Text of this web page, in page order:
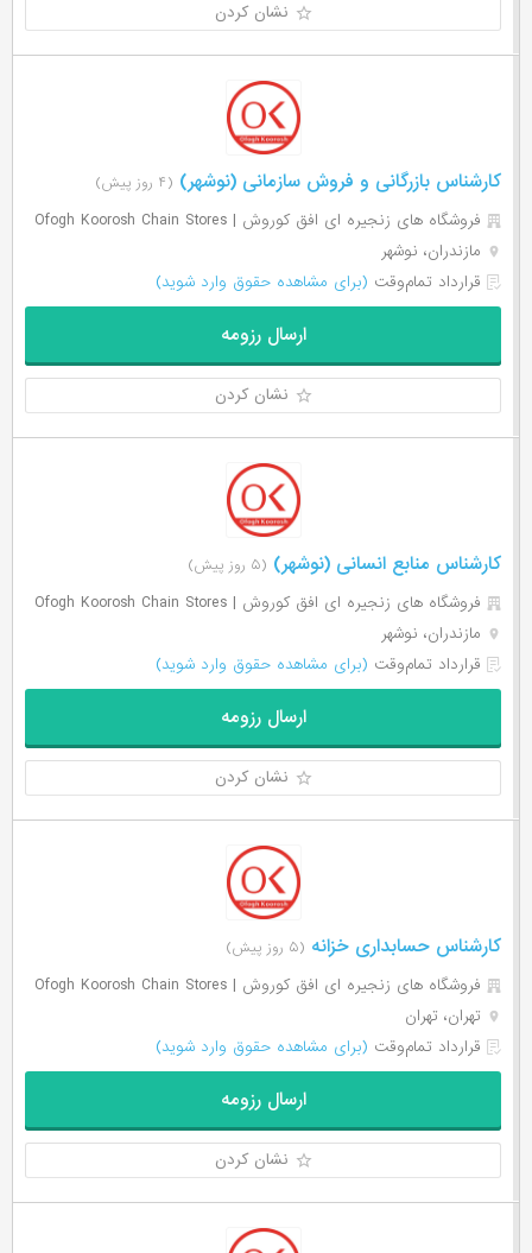
نشان کردن
کارشناس بازرگانی و فروش سازمانی (نوشهر) (۴ روز پیش)
فروشگاه های زنجیره ای افق کوروش | Ofogh Koorosh Chain Stores
مازندران، نوشهر
قرارداد تمام‌وقت (برای مشاهده حقوق وارد شوید)
ارسال رزومه
نشان کردن
کارشناس منابع انسانی (نوشهر) (۵ روز پیش)
فروشگاه های زنجیره ای افق کوروش | Ofogh Koorosh Chain Stores
مازندران، نوشهر
قرارداد تمام‌وقت (برای مشاهده حقوق وارد شوید)
ارسال رزومه
نشان کردن
کارشناس حسابداری خزانه (۵ روز پیش)
فروشگاه های زنجیره ای افق کوروش | Ofogh Koorosh Chain Stores
تهران، تهران
قرارداد تمام‌وقت (برای مشاهده حقوق وارد شوید)
ارسال رزومه
نشان کردن